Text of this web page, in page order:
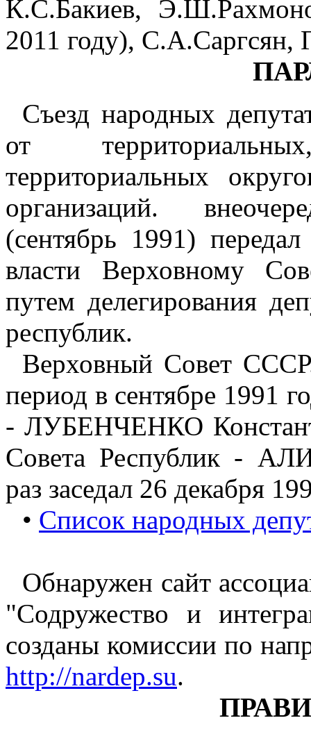
К.С.Бакиев,
2011 году),
Съезд народных
от
территориальных
организаций.
(сентябрь 1991)
власти Верховному
путем делегирования
республик.
Верховный Совет
период в сентябре 1991
- ЛУБЕНЧЕНКО
Совета Республик -
раз заседал 26 декабря
• Список народных
Обнаружен сайт
"Содружество и
созданы комиссии по
http://nardep.su.